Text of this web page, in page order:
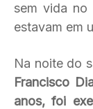
sem vida no
estavam em
Na noite do
Francisco
anos, foi